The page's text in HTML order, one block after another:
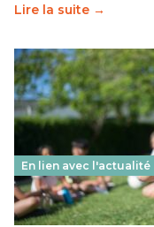
Lire la suite →
En lien avec l'actualité
Les décisions